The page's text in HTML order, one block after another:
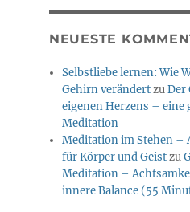
NEUESTE
Selbstliebe lernen: Wie
Gehirn verändertzuDer
eigenen Herzens – eine
Meditation
Meditation im Stehen –
für Körper und Geistzu
Meditation –
innere Balance (55